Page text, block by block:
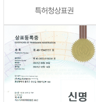
특허청상표권